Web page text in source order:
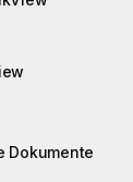
Dokumente